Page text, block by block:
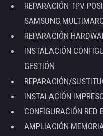
REPARACIÓN TPV
SAMSUNG
REPARACIÓN
INSTALACIÓN
GESTIÓN
REPARACIÓN/
INSTALACIÓN
CONFIGURACIÓN RED
AMPLIACIÓN